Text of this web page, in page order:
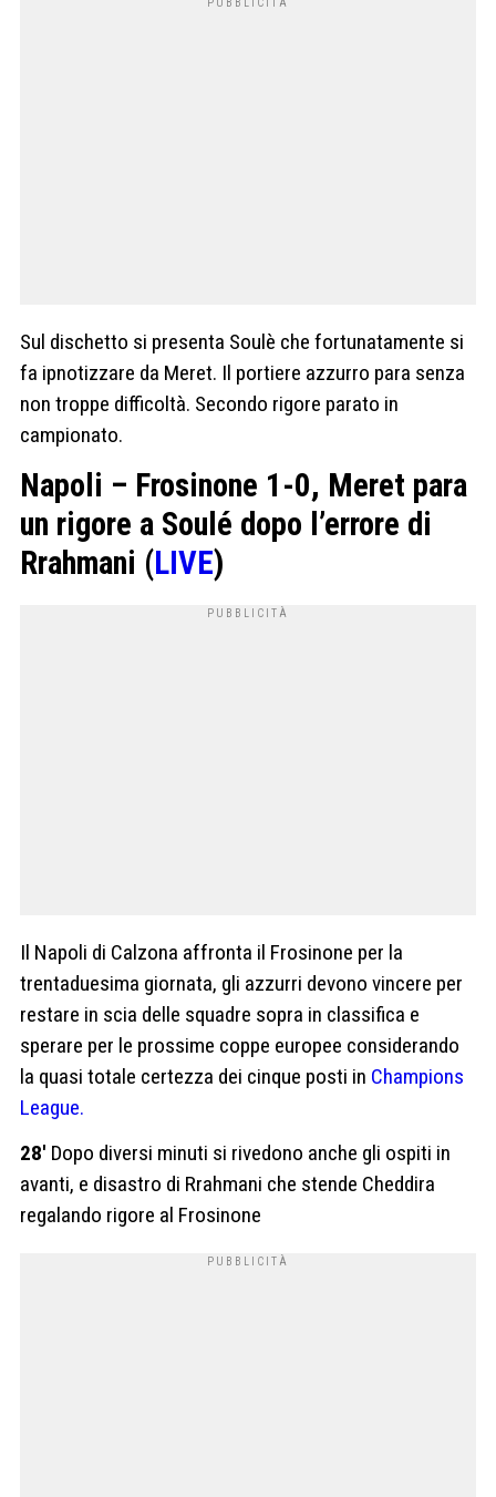
Sul dischetto si presenta Soulè che fortunatamente si
fa ipnotizzare da Meret. Il portiere azzurro para senza
non troppe difficoltà. Secondo rigore parato in
campionato.
Napoli – Frosinone 1-0, Meret para
un rigore a Soulé dopo l’errore di
Rrahmani (LIVE)
Il Napoli di Calzona affronta il Frosinone per la
trentaduesima giornata, gli azzurri devono vincere per
restare in scia delle squadre sopra in classifica e
sperare per le prossime coppe europee considerando
la quasi totale certezza dei cinque posti in Champions
League.
28′ Dopo diversi minuti si rivedono anche gli ospiti in
avanti, e disastro di Rrahmani che stende Cheddira
regalando rigore al Frosinone